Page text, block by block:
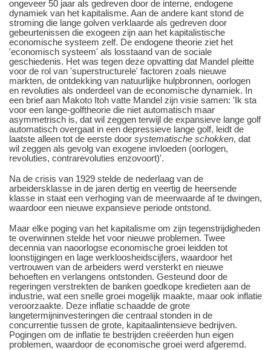
ongeveer 50 jaar als gedreven door de interne, endogene
dynamiek van het kapitalisme. Aan de andere kant stond de
stroming die lange golven verklaarde als gedreven door
gebeurtenissen die exogeen zijn aan het kapitalistische
economische systeem zelf. De endogene theorie ziet het
'economisch systeem' als losstaand van de sociale
geschiedenis. Het was tegen deze opvatting dat Mandel pleitte
voor de rol van 'superstructurele' factoren zoals nieuwe
markten, de ontdekking van natuurlijke hulpbronnen, oorlogen
en revoluties als onderdeel van de economische dynamiek. In
een brief aan Makoto Itoh vatte Mandel zijn visie samen: 'Ik sta
voor een lange-golftheorie die niet automatisch maar
asymmetrisch is, dat wil zeggen terwijl de expansieve lange golf
automatisch overgaat in een depressieve lange golf, leidt de
laatste alleen tot de eerste door systematische schokken, dat
wil zeggen als gevolg van exogene invloeden (oorlogen,
revoluties, contrarevoluties enzovoort)'.
Na de crisis van 1929 stelde de nederlaag van de
arbeidersklasse in de jaren dertig en veertig de heersende
klasse in staat een verhoging van de meerwaarde af te dwingen,
waardoor een nieuwe expansieve periode ontstond.
Maar elke poging van het kapitalisme om zijn tegenstrijdigheden
te overwinnen stelde het voor nieuwe problemen. Twee
decennia van naoorlogse economische groei leidden tot
loonstijgingen en lage werkloosheidscijfers, waardoor het
vertrouwen van de arbeiders werd versterkt en nieuwe
behoeften en verlangens ontstonden. Gesteund door de
regeringen verstrekten de banken goedkope kredieten aan de
industrie, wat een snelle groei mogelijk maakte, maar ook inflatie
veroorzaakte. Deze inflatie schaadde de grote
langetermijninvesteringen die centraal stonden in de
concurrentie tussen de grote, kapitaalintensieve bedrijven.
Pogingen om de inflatie te bestrijden creëerden hun eigen
problemen, waardoor de economische groei werd afgeremd.